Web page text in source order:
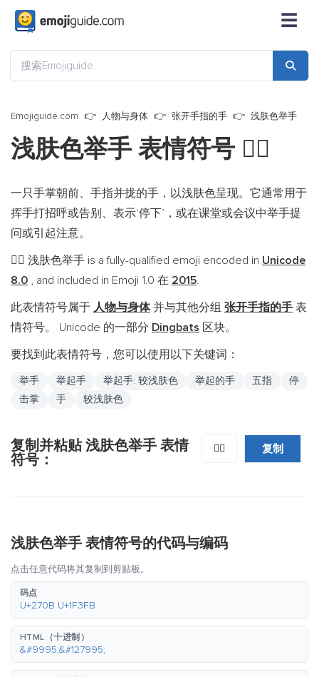
☰
Emojiguide.com 人物与身体 张开手指的手 浅肤色举手
浅肤色举手 表情符号 ✋🏻
一只手掌朝前、手指并拢的手，以浅肤色呈现。它通常用于
挥手打招呼或告别、表示‘停下’，或在课堂或会议中举手提
问或引起注意。
✋🏻 浅肤色举手 is a fully-qualified emoji encoded in Unicode
8.0 , and included in Emoji 1.0 在 2015.
此表情符号属于 人物与身体并与其他分组 张开手指的手 表
情符号。 Unicode 的一部分 Dingbats 区块。
要找到此表情符号，您可以使用以下关键词：
举手 举起手 举起手: 较浅肤色 举起的手 五指
停
击掌
手 较浅肤色
复制并粘贴 浅肤色举手 表情
符号：
✋🏻 复制
浅肤色举手 表情符号的代码与编码
点击任意代码将其复制到剪贴板。
码点
U+270B U+1F3FB
HTML（十进制）
&#9995;&#127995;